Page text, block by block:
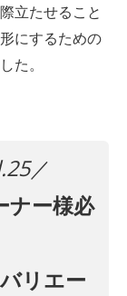
立たせること
にするための
た。
／
ナー様必
リエー